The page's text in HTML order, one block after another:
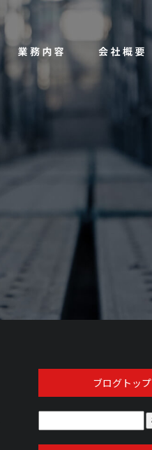
ブログトップ